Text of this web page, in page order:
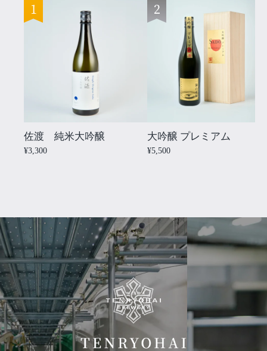
佐渡 純米大吟醸
¥3,300
大吟醸 プレミアム
¥5,500